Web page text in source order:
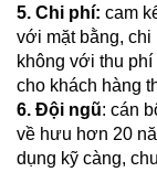
5. Chi phí: cam
với mặt bằng,
không với thu
cho khách hàng
6. Đội ngũ: cán
về hưu hơn 20
dụng kỹ càng,